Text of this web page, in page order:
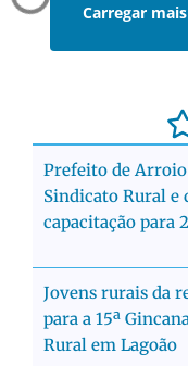
Carregar
Prefeito de
Sindicato Rural e
capacitação para
Jovens rurais da
para a 15ª
Rural em Lagoão